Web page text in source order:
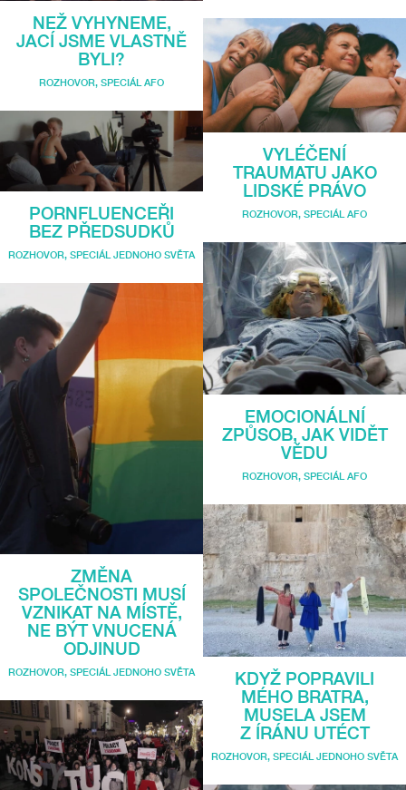
NEŽ VYHYNEME,
JACÍ JSME VLASTNĚ
BYLI?
ROZHOVOR, SPECIÁL AFO
PORNFLUENCEŘI
BEZ PŘEDSUDKŮ
ROZHOVOR, SPECIÁL JEDNOHO SVĚTA
ZMĚNA
SPOLEČNOSTI MUSÍ
VZNIKAT NA MÍSTĚ,
NE BÝT VNUCENÁ
ODJINUD
ROZHOVOR, SPECIÁL JEDNOHO SVĚTA
VYLÉČENÍ
TRAUMATU JAKO
LIDSKÉ PRÁVO
ROZHOVOR, SPECIÁL AFO
EMOCIONÁLNÍ
ZPŮSOB, JAK VIDĚT
VĚDU
ROZHOVOR, SPECIÁL AFO
KDYŽ POPRAVILI
MÉHO BRATRA,
MUSELA JSEM
Z ÍRÁNU UTÉCT
ROZHOVOR, SPECIÁL JEDNOHO SVĚTA